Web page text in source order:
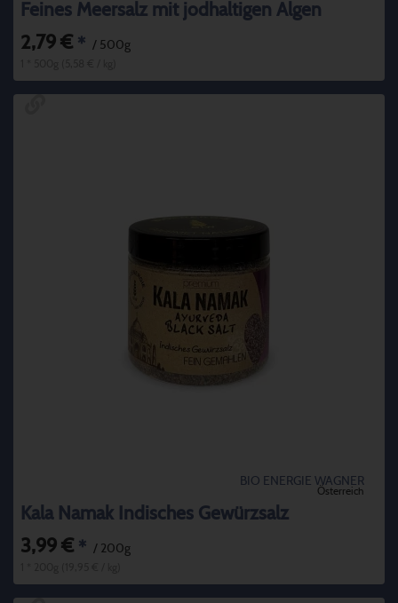
Feines Meersalz mit jodhaltigen Algen
2,79 € * / 500g
BIO ENERGIE WAGNER
Österreich
Kala Namak Indisches Gewürzsalz
3,99 € * / 200g